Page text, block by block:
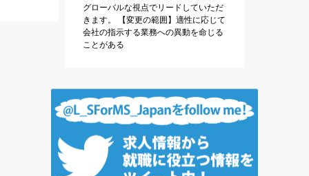
グローバルな視点でリードしていただ
きます。 【変更の範囲】適性に応じて
会社の指示する業務への異動を命じる
ことがある